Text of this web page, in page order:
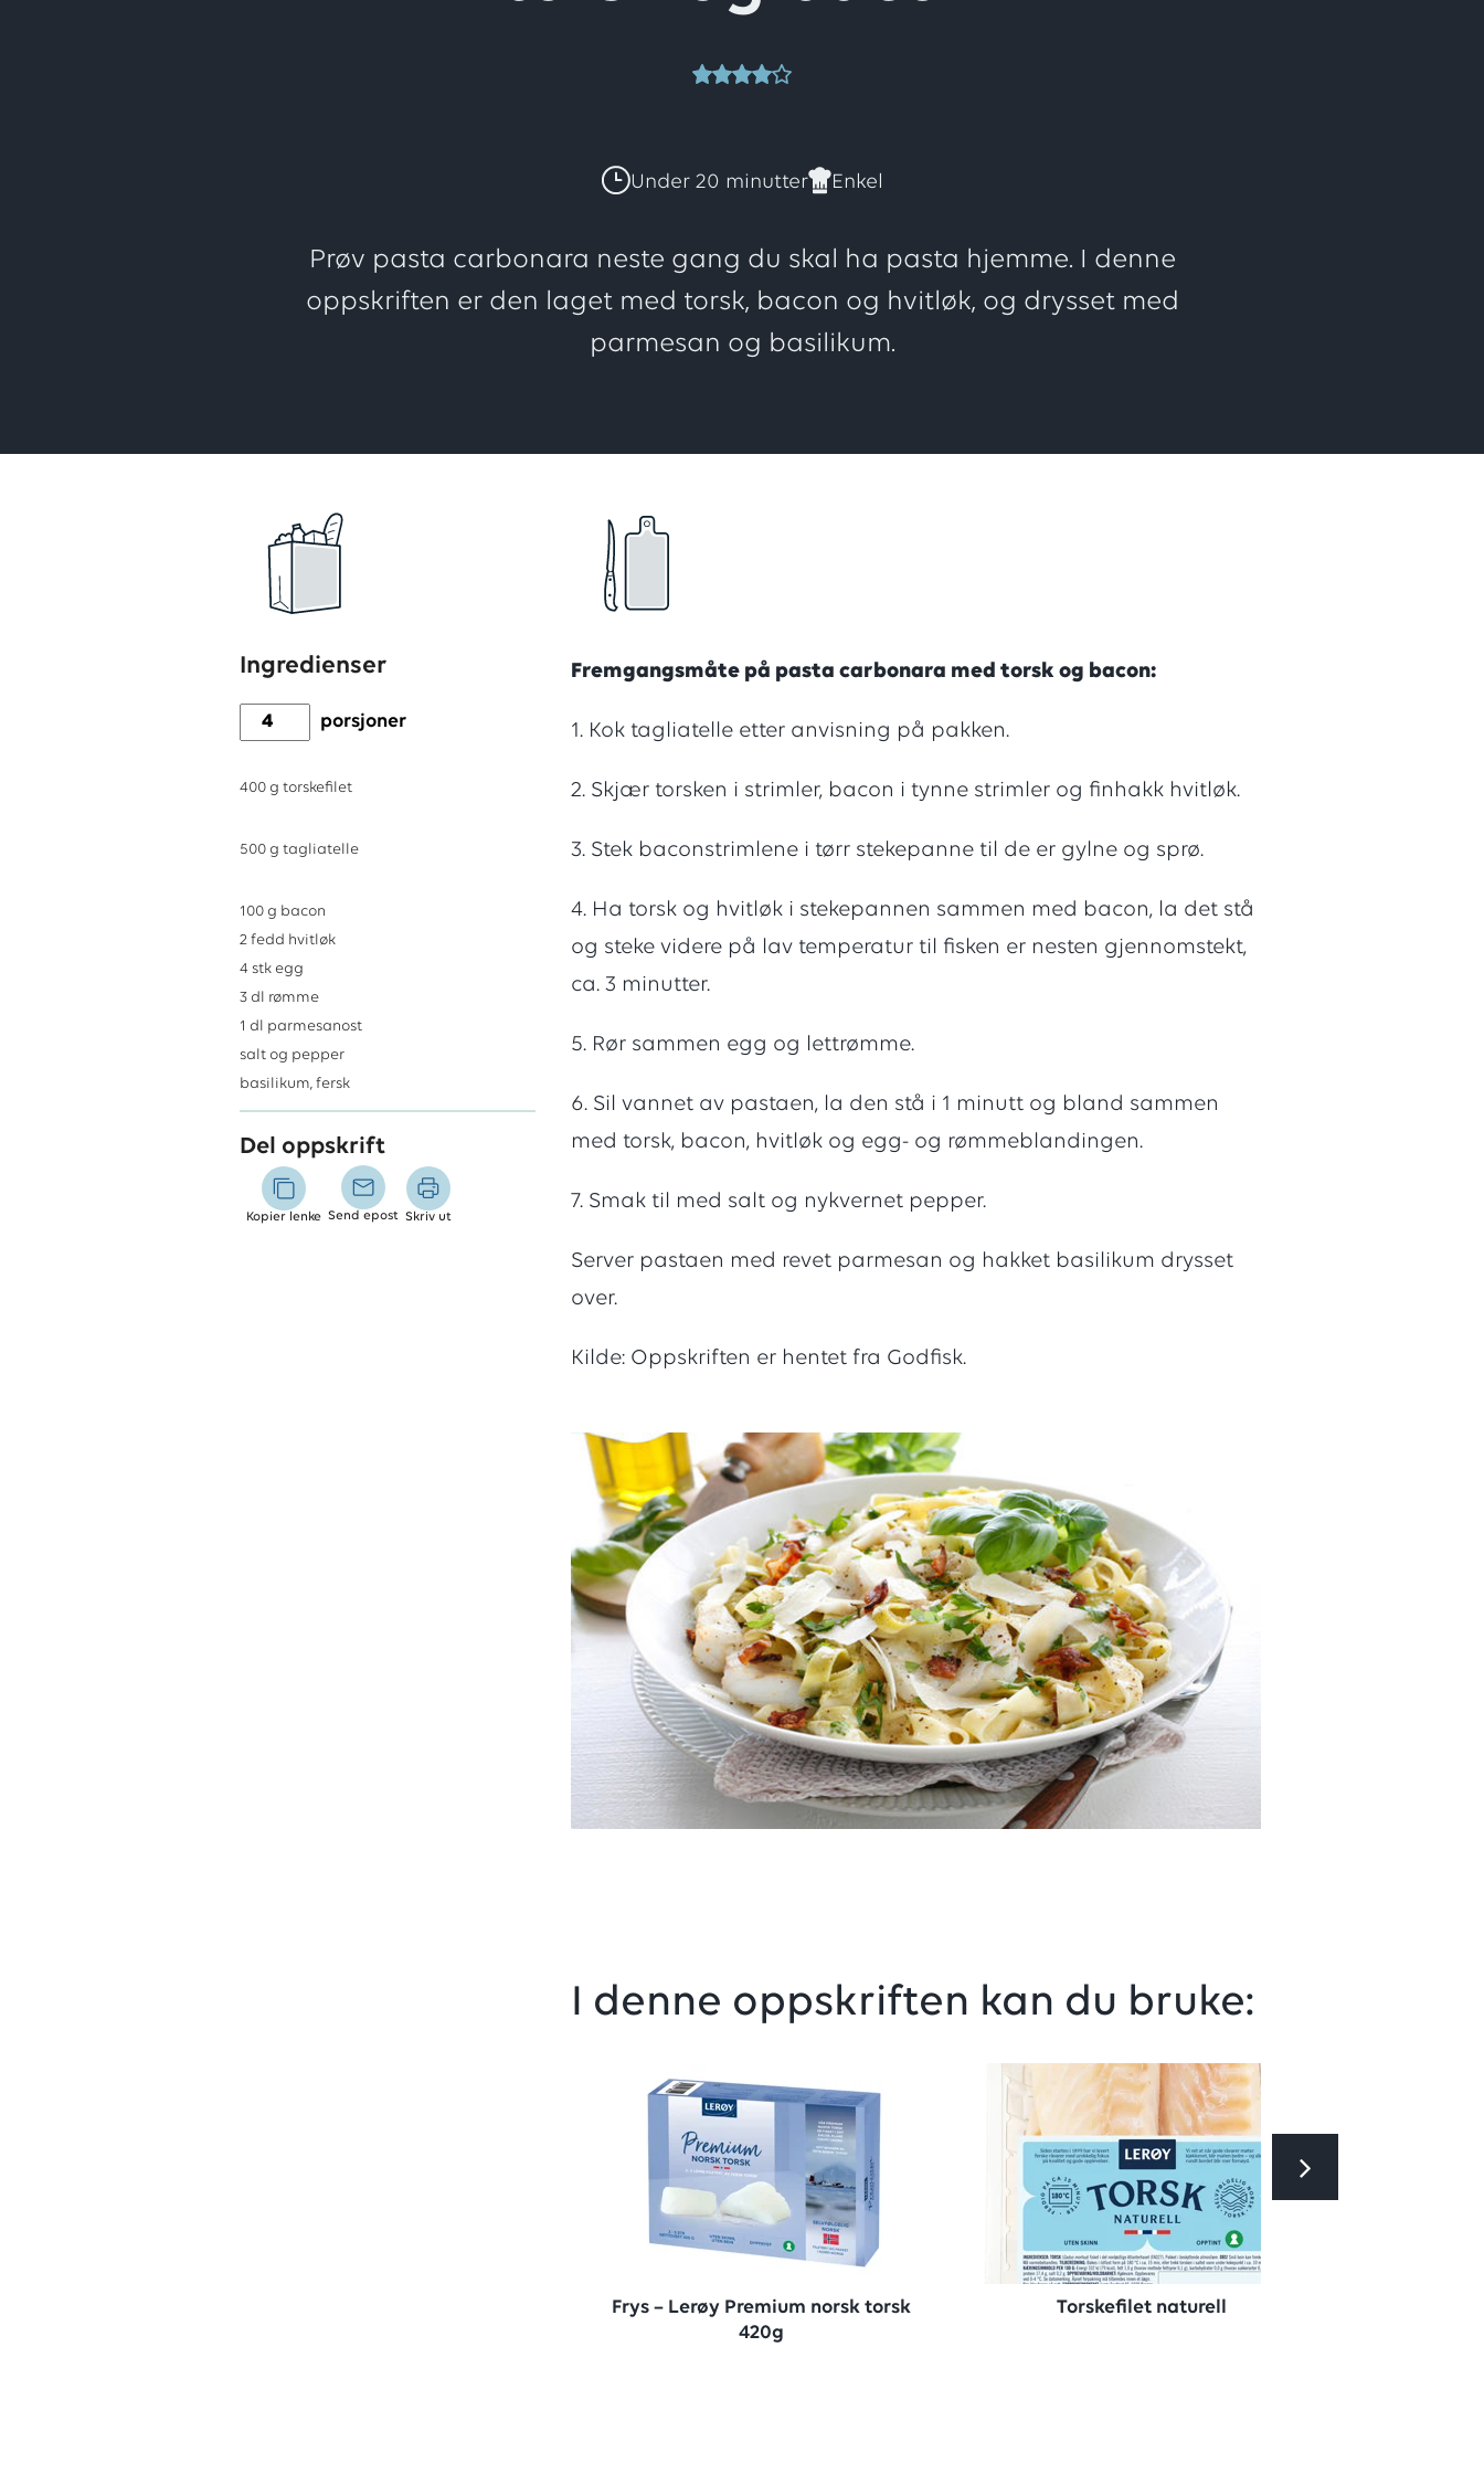
Denne
oppskriften
har
totalt
2
en
score
på
4
av
5
stjerner
Under 20 minutter Enkel
Prøv pasta carbonara neste gang du skal ha pasta hjemme. I denne
oppskriften er den laget med torsk, bacon og hvitløk, og drysset med
parmesan og basilikum.
Ingredienser
porsjoner
400 g torskefilet
500 g tagliatelle
100 g bacon
2 fedd hvitløk
4 stk egg
3 dl rømme
1 dl parmesanost
salt og pepper
basilikum, fersk
Del oppskrift
Kopier lenke Send epost Skriv ut
Fremgangsmåte på pasta carbonara med torsk og bacon:
1. Kok tagliatelle etter anvisning på pakken.
2. Skjær torsken i strimler, bacon i tynne strimler og finhakk hvitløk.
3. Stek baconstrimlene i tørr stekepanne til de er gylne og sprø.
4. Ha torsk og hvitløk i stekepannen sammen med bacon, la det stå
og steke videre på lav temperatur til fisken er nesten gjennomstekt,
ca. 3 minutter.
5. Rør sammen egg og lettrømme.
6. Sil vannet av pastaen, la den stå i 1 minutt og bland sammen
med torsk, bacon, hvitløk og egg- og rømmeblandingen.
7. Smak til med salt og nykvernet pepper.
Server pastaen med revet parmesan og hakket basilikum drysset
over.
Kilde: Oppskriften er hentet fra Godfisk.
I denne oppskriften kan du bruke:
Frys – Lerøy Premium norsk torsk
420g
Torskefilet naturell